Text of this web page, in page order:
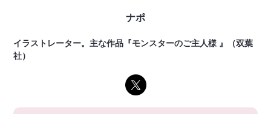
ナポ
イラストレーター。主な作品『モンスターのご主人様 』（双葉
社）